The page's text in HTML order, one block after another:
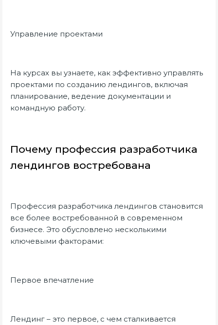
Управление проектами
На курсах вы узнаете, как эффективно управлять
проектами по созданию лендингов, включая
планирование, ведение документации и
командную работу.
Почему профессия разработчика
лендингов востребована
Профессия разработчика лендингов становится
все более востребованной в современном
бизнесе. Это обусловлено несколькими
ключевыми факторами:
Первое впечатление
Лендинг – это первое, с чем сталкивается